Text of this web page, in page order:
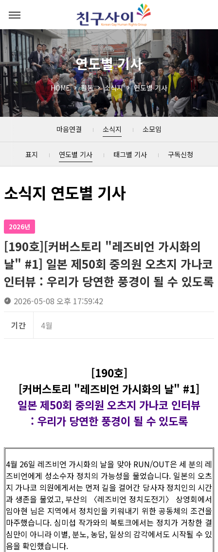
연도별 기사
HOME 활동 소식지 연도별 기사
마음연결 소식지 소모임
표지 연도별 기사 태그별 기사 구독신청
소식지 연도별 기사
2026년
[190호][커버스토리 "레즈비언 가시화의
날" #1] 일본 제50회 중의원 오츠지 가나코
인터뷰 : 우리가 당연한 풍경이 될 수 있도록
2026-05-08 오후 17:59:42
기간 4월
[190호]
[커버스토리 "레즈비언 가시화의 날" #1]
일본 제50회 중의원 오츠지 가나코 인터뷰
: 우리가 당연한 풍경이 될 수 있도록
4월 26일 레즈비언 가시화의 날을 맞아 RUN/OUT은 세 분의 레
즈비언에게 성소수자 정치의 가능성을 물었습니다. 일본의 오츠
지 가나코 의원에게서는 먼저 길을 걸어간 당사자 정치인의 시간
과 생존을 물었고, 부산의 〈레즈비언 정치도전기〉 상영회에서
임아현 님은 지역에서 정치인을 키워내기 위한 공동체의 조건을
마주했습니다. 심미섭 작가와의 북토크에서는 정치가 거창한 결
심만이 아니라 이별, 분노, 농담, 일상의 감각에서도 시작될 수 있
음을 확인했습니다.